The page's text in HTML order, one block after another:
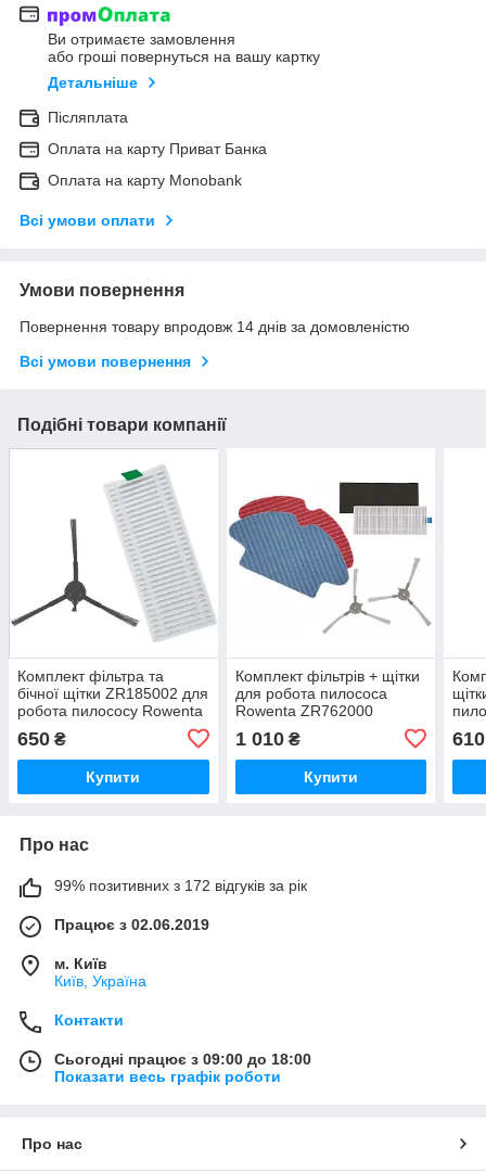
Ви отримаєте замовлення
або гроші повернуться на вашу картку
Детальніше
Післяплата
Оплата на карту Приват Банка
Оплата на карту Monobank
Всі умови оплати
Умови повернення
Повернення товару впродовж 14 днів за домовленістю
Всі умови повернення
Подібні товари компанії
Комплект фільтра та
бічної щітки ZR185002 для
робота пилососу Rowenta
650 ₴
Купити
Комплект фільтрів + щітки
для робота пилососа
Rowenta ZR762000
1 010₴
Купити
610
Про нас
99% позитивних з 172 відгуків за рік
Працює з 02.06.2019
м. Київ
Київ, Україна
Контакти
Сьогодні працює з 09:00 до 18:00
Показати весь графік роботи
Про нас